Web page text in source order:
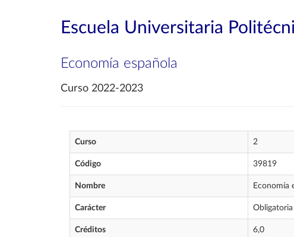
Escuela Universitaria
Economía española
Curso 2022-2023
Curso 2
Código 39819
Nombre Economía
Carácter Obligatoria
Créditos 6,0